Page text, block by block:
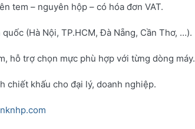
tem – nguyên hộp – có hóa đơn VAT.
(Hà Nội, TP.HCM, Đà Nẵng, Cần Thơ, …).
hỗ trợ chọn mực phù hợp với từng dòng máy.
chiết khấu cho đại lý, doanh nghiệp.